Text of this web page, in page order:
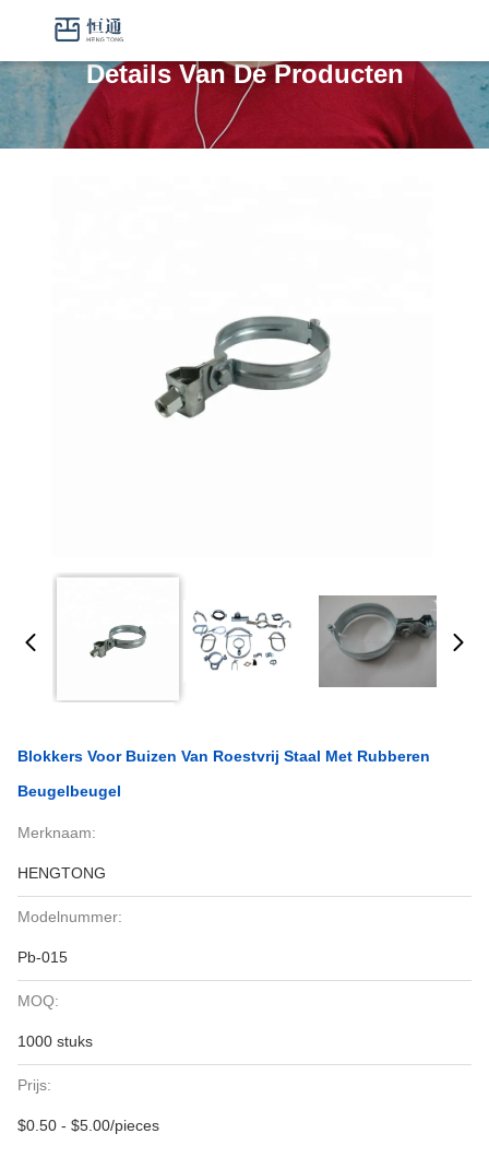
Details Van De Producten
Blokkers Voor Buizen Van Roestvrij Staal Met Rubberen
Beugelbeugel
Merknaam:
HENGTONG
Modelnummer:
Pb-015
MOQ:
1000 stuks
Prijs:
$0.50 - $5.00/pieces